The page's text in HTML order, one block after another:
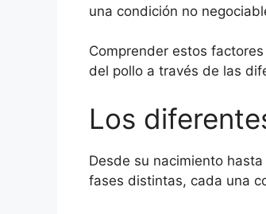
una condición no
Comprender estos
del pollo a través de las
Los
Desde su nacimiento
fases distintas, cada una